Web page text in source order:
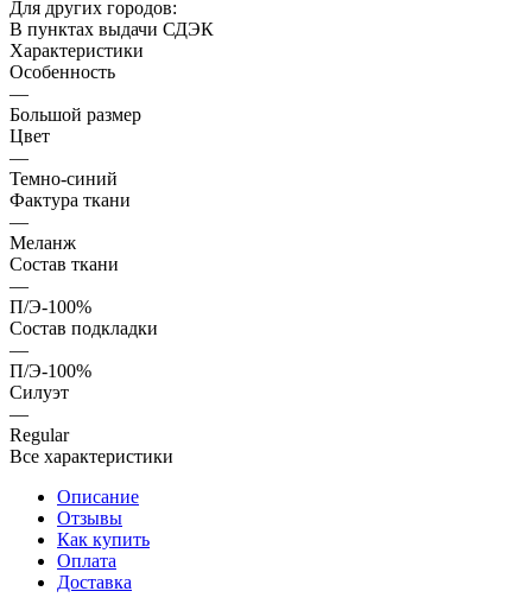
Для других городов:
В пунктах выдачи СДЭК
Характеристики
Особенность
—
Большой размер
Цвет
—
Темно-синий
Фактура ткани
—
Меланж
Состав ткани
—
П/Э-100%
Состав подкладки
—
П/Э-100%
Силуэт
—
Regular
Все характеристики
Описание
Отзывы
Как купить
Оплата
Доставка